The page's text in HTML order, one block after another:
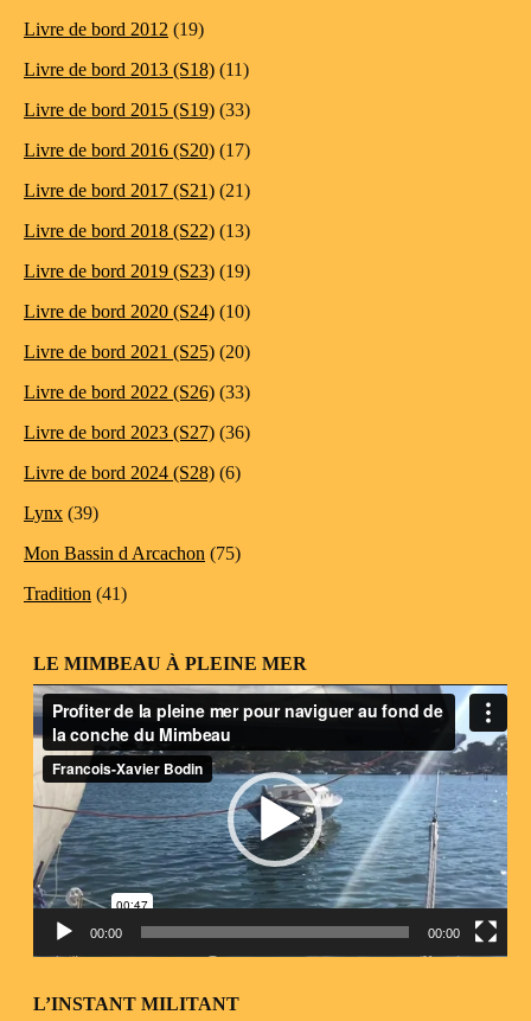
Livre de bord 2012 (19)
Livre de bord 2013 (S18) (11)
Livre de bord 2015 (S19) (33)
Livre de bord 2016 (S20) (17)
Livre de bord 2017 (S21) (21)
Livre de bord 2018 (S22) (13)
Livre de bord 2019 (S23) (19)
Livre de bord 2020 (S24) (10)
Livre de bord 2021 (S25) (20)
Livre de bord 2022 (S26) (33)
Livre de bord 2023 (S27) (36)
Livre de bord 2024 (S28) (6)
Lynx (39)
Mon Bassin d Arcachon (75)
Tradition (41)
LE MIMBEAU À PLEINE MER
Lecteur
vidéo
00:00 00:00
L’INSTANT MILITANT